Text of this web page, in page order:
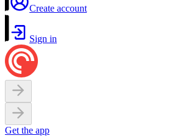
Create account
Sign in
Get the app